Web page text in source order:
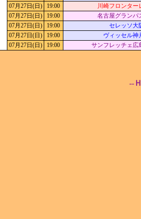
07月27日(日)
19:00
川崎フロンター
07月27日(日)
19:00
名古屋グランパ
07月27日(日)
19:00
セレッソ大
07月27日(日)
19:00
ヴィッセル神
07月27日(日)
19:00 サンフレッチェ広
--